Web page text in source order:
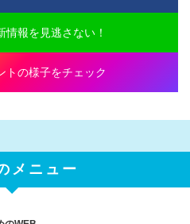
情報を見逃さない！
トの様子をチェック
メニュー